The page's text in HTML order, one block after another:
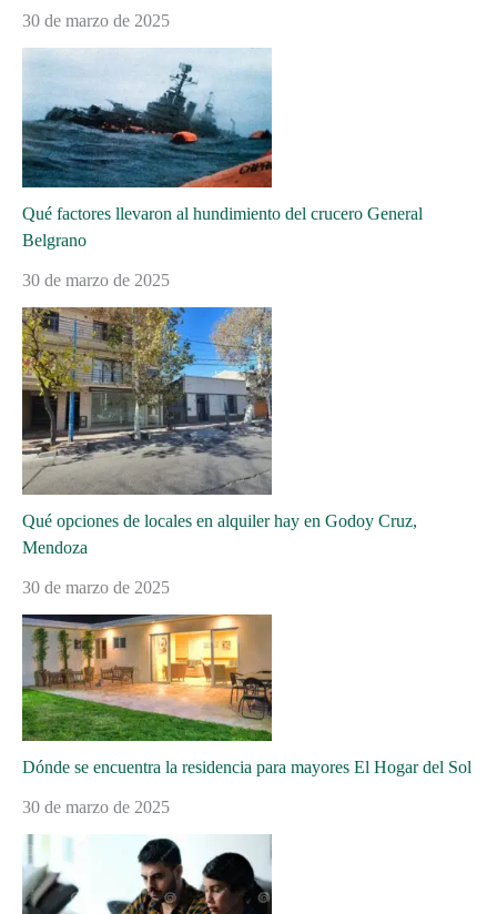
30 de marzo de 2025
Qué factores llevaron al hundimiento del crucero General
Belgrano
30 de marzo de 2025
Qué opciones de locales en alquiler hay en Godoy Cruz,
Mendoza
30 de marzo de 2025
Dónde se encuentra la residencia para mayores El Hogar del Sol
30 de marzo de 2025